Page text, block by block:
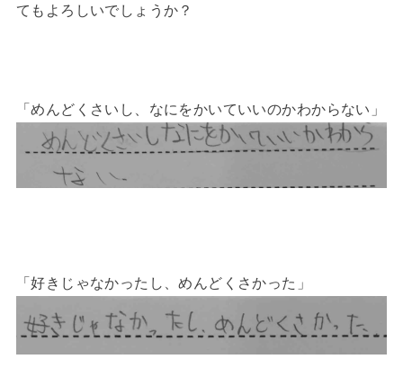
てもよろしいでしょうか？
「めんどくさいし、なにをかいていいのかわからない」
「好きじゃなかったし、めんどくさかった」